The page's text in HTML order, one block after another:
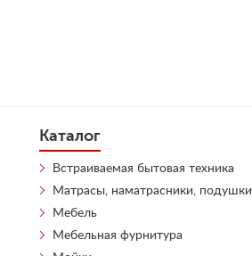
Каталог
Встраиваемая бытовая техника
Матрасы, наматрасники, подушки
Мебель
Мебельная фурнитура